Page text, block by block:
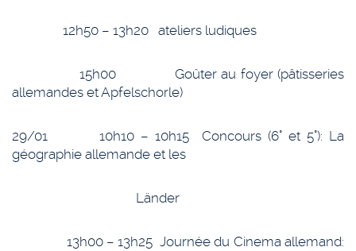
12h50 – 13h20 ateliers ludiques
15h00 Goûter au foyer (pâtisseries
allemandes et Apfelschorle)
29/01 10h10 – 10h15 Concours (6° et 5°): La
géographie allemande et les
Länder
13h00 – 13h25 Journée du Cinema allemand: